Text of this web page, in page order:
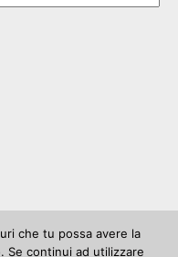
che tu possa avere la
Se continui ad utilizzare